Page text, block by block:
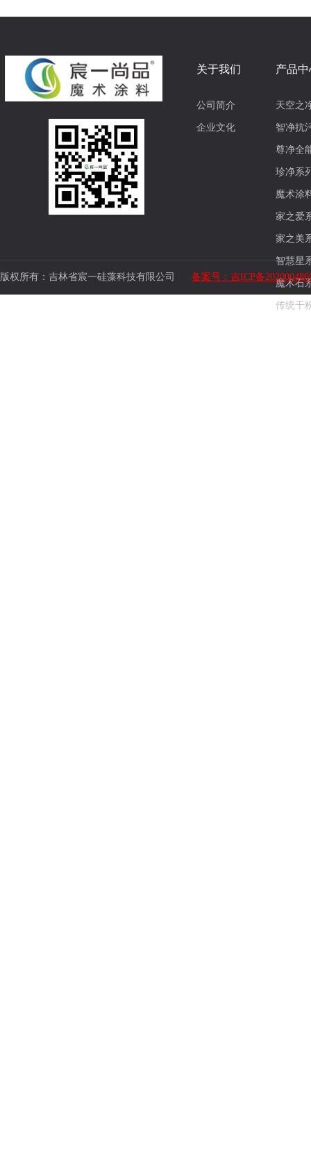
关于我们
公司简介
企业文化
产品
天空之
智净抗
尊净全
珍净系
魔术涂
家之爱
家之美
智慧星
魔术石
传统干
版权所有：吉林省宸一硅藻科技有限公司 备案号：吉ICP备